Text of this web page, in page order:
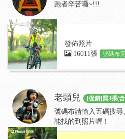
跑者辛苦囉~!!!
發佈照片
16011張
號碼布
老頭兒 [促銷]買3張(
號碼布請輸入五碼搜
能找的到照片喔！